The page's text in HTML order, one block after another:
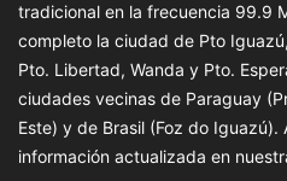
tradicional en la frecuencia 99.9
completo la ciudad de Pto
Pto. Libertad, Wanda y Pto.
ciudades vecinas de Paraguay
Este) y de Brasil (Foz do Iguazú).
información actualizada en